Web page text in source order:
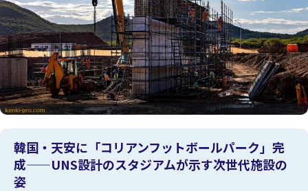
韓国・天安に「コリアンフットボールパーク」完
成——UNS設計のスタジアムが示す次世代施設の
姿